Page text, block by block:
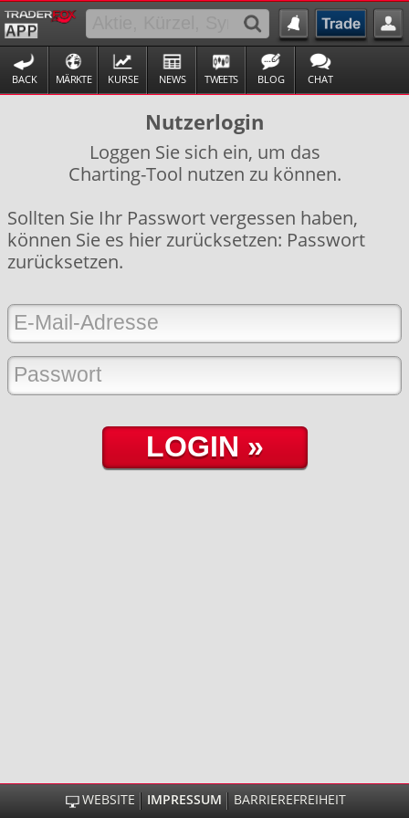
BACK MÄRKTE KURSE NEWS TWEETS BLOG CHAT
Nutzerlogin
Loggen Sie sich ein, um das
Charting-Tool nutzen zu können.
Sollten Sie Ihr Passwort vergessen haben,
können Sie es hier zurücksetzen: Passwort
zurücksetzen.
WEBSITE IMPRESSUM BARRIEREFREIHEIT